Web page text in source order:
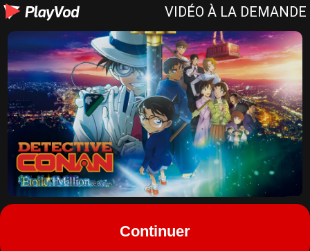
VIDÉO À LA DEMANDE
Continuer